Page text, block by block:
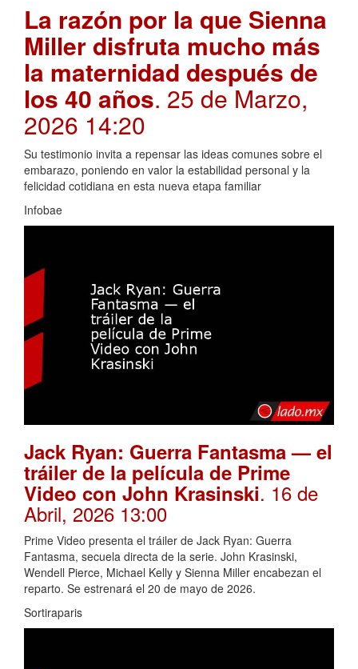
La razón por la que Sienna
Miller disfruta mucho más
la maternidad después de
los 40 años. 25 de Marzo,
2026 14:20
Su testimonio invita a repensar las ideas comunes sobre el
embarazo, poniendo en valor la estabilidad personal y la
felicidad cotidiana en esta nueva etapa familiar
Infobae
Jack Ryan: Guerra Fantasma — el
tráiler de la película de Prime
Video con John Krasinski. 16 de
Abril, 2026 13:00
Prime Video presenta el tráiler de Jack Ryan: Guerra
Fantasma, secuela directa de la serie. John Krasinski,
Wendell Pierce, Michael Kelly y Sienna Miller encabezan el
reparto. Se estrenará el 20 de mayo de 2026.
Sortiraparis